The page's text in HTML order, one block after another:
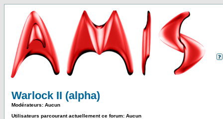
Warlock II (alpha)
Modérateurs: Aucun
Utilisateurs parcourant actuellement ce forum: Aucun